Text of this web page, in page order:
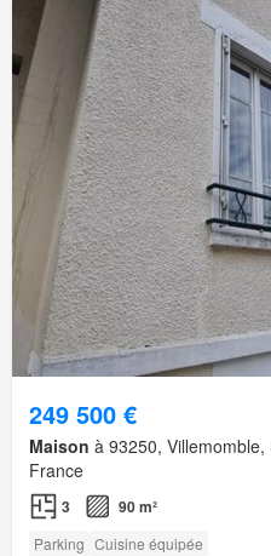
249 500 €
Maison à 93250,
France
3 90 m²
Parking Cuisine équipée